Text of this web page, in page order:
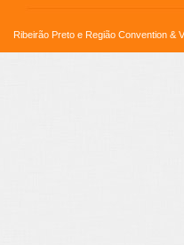
Ribeirão Preto e Região Convention &